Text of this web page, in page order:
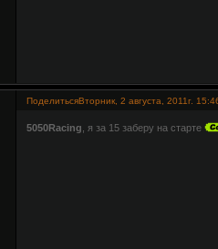
ПоделитьсяВторник, 2 августа, 2011г.
5050Racing , я за 15 заберу на старте